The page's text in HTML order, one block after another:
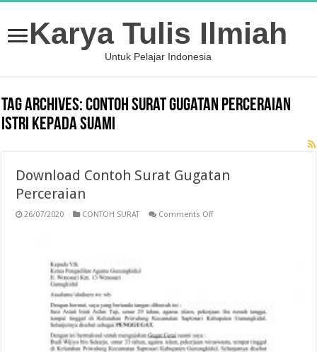
Karya Tulis Ilmiah
Untuk Pelajar Indonesia
Tag Archives:contoh surat gugatan perceraian
istri kepada suami
Download Contoh Surat Gugatan
Perceraian
26/07/2020 CONTOH SURAT Comments Offon